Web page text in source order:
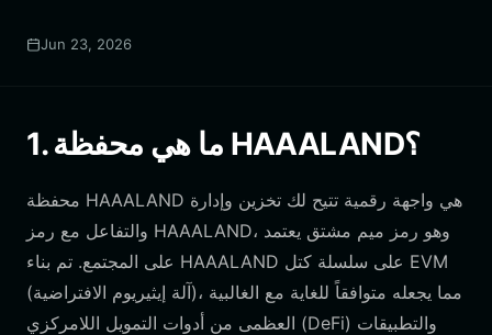
Jun 23, 2026
1. ما هي محفظة HAAALAND؟
محفظة HAAALAND هي واجهة رقمية تتيح لك تخزين وإدارة
والتفاعل مع رمز HAAALAND، وهو رمز ميم مشتق يعتمد
على المجتمع. تم بناء HAAALAND على سلسلة كتل EVM
(آلة إيثيريوم الافتراضية)، مما يجعله متوافقاً للغاية مع الغالبية
العظمى من أدوات التمويل اللامركزي (DeFi) والتطبيقات